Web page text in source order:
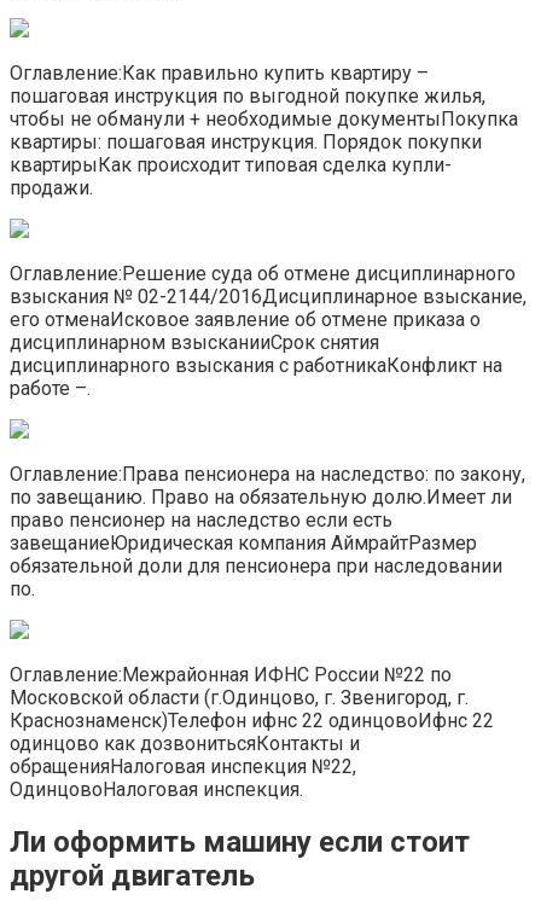
Оглавление:Как правильно купить квартиру –
пошаговая инструкция по выгодной покупке жилья,
чтобы не обманули + необходимые документыПокупка
квартиры: пошаговая инструкция. Порядок покупки
квартирыКак происходит типовая сделка купли-
продажи.
Оглавление:Решение суда об отмене дисциплинарного
взыскания № 02-2144/2016Дисциплинарное взыскание,
его отменаИсковое заявление об отмене приказа о
дисциплинарном взысканииСрок снятия
дисциплинарного взыскания с работникаКонфликт на
работе –.
Оглавление:Права пенсионера на наследство: по закону,
по завещанию. Право на обязательную долю.Имеет ли
право пенсионер на наследство если есть
завещаниеЮридическая компания АймрайтРазмер
обязательной доли для пенсионера при наследовании
по.
Оглавление:Межрайонная ИФНС России №22 по
Московской области (г.Одинцово, г. Звенигород, г.
Краснознаменск)Телефон ифнс 22 одинцовоИфнс 22
одинцово как дозвонитьсяКонтакты и
обращенияНалоговая инспекция №22,
ОдинцовоНалоговая инспекция.
Ли оформить машину если стоит
другой двигатель